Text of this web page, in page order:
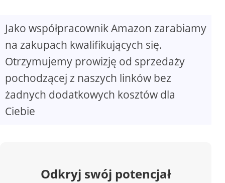
V
i
d
Jako współpracownik Amazon zarabiamy
na zakupach kwalifikujących się.
Otrzymujemy prowizję od sprzedaży
pochodzącej z naszych linków bez
żadnych dodatkowych kosztów dla
Ciebie
Odkryj swój potencjał